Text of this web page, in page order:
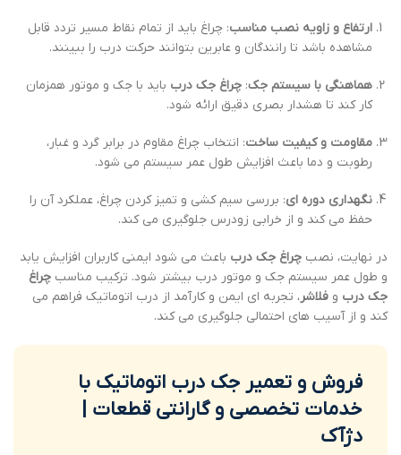
ارتفاع و زاویه نصب مناسب: چراغ باید از تمام نقاط مسیر تردد قابل
مشاهده باشد تا رانندگان و عابرین بتوانند حرکت درب را ببینند.
هماهنگی با سیستم جک: چراغ جک درب باید با جک و موتور همزمان
کار کند تا هشدار بصری دقیق ارائه شود.
مقاومت و کیفیت ساخت: انتخاب چراغ مقاوم در برابر گرد و غبار،
رطوبت و دما باعث افزایش طول عمر سیستم می شود.
نگهداری دوره ای: بررسی سیم کشی و تمیز کردن چراغ، عملکرد آن را
حفظ می کند و از خرابی زودرس جلوگیری می کند.
در نهایت، نصب چراغ جک درب باعث می شود ایمنی کاربران افزایش یابد
و طول عمر سیستم جک و موتور درب بیشتر شود. ترکیب مناسب چراغ
جک درب و فلاشر، تجربه ای ایمن و کارآمد از درب اتوماتیک فراهم می
کند و از آسیب های احتمالی جلوگیری می کند.
فروش و تعمیر جک درب اتوماتیک با
خدمات تخصصی و گارانتی قطعات |
دژآک